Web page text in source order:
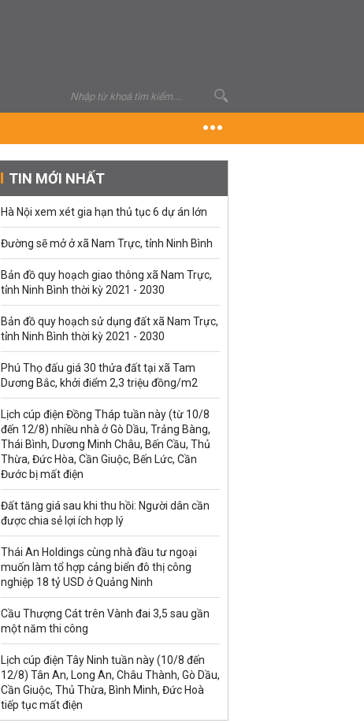
TIN MỚI NHẤT
Hà Nội xem xét gia hạn thủ tục 6 dự án lớn
Đường sẽ mở ở xã Nam Trực, tỉnh Ninh Bình
Bản đồ quy hoạch giao thông xã Nam Trực,
tỉnh Ninh Bình thời kỳ 2021 - 2030
Bản đồ quy hoạch sử dụng đất xã Nam Trực,
tỉnh Ninh Bình thời kỳ 2021 - 2030
Phú Thọ đấu giá 30 thửa đất tại xã Tam
Dương Bắc, khởi điểm 2,3 triệu đồng/m2
Lịch cúp điện Đồng Tháp tuần này (từ 10/8
đến 12/8) nhiều nhà ở Gò Dầu, Trảng Bàng,
Thái Bình, Dương Minh Châu, Bến Cầu, Thủ
Thừa, Đức Hòa, Cần Giuộc, Bến Lức, Cần
Đước bị mất điện
Đất tăng giá sau khi thu hồi: Người dân cần
được chia sẻ lợi ích hợp lý
Thái An Holdings cùng nhà đầu tư ngoại
muốn làm tổ hợp cảng biển đô thị công
nghiệp 18 tỷ USD ở Quảng Ninh
Cầu Thượng Cát trên Vành đai 3,5 sau gần
một năm thi công
Lịch cúp điện Tây Ninh tuần này (10/8 đến
12/8) Tân An, Long An, Châu Thành, Gò Dầu,
Cần Giuộc, Thủ Thừa, Bình Minh, Đức Hoà
tiếp tục mất điện